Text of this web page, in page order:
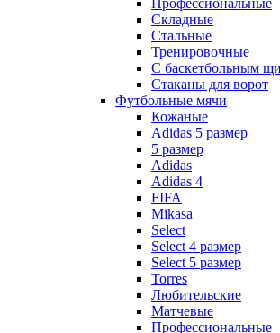
Профессиональные
Складные
Стальные
Тренировочные
С баскетбольным
Стаканы для ворот
Футбольные мячи
Кожаные
Adidas 5 размер
5 размер
Adidas
Adidas 4
FIFA
Mikasa
Select
Select 4 размер
Select 5 размер
Torres
Любительские
Матчевые
Профессиональные